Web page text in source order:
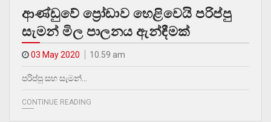
ආණ්ඩුවේ ප්‍රෝඩාව හෙළිවෙයි පරිප්පු
සැමන් මිල පාලනය ඇන්ඳීමක්
03 May 2020 10.59 am
පරිප්පු සහ සැමන්…
CONTINUE READING